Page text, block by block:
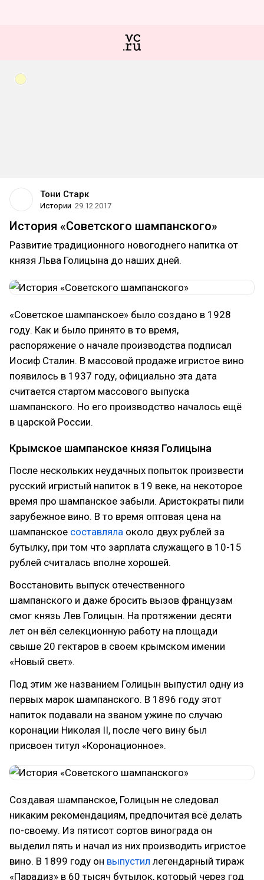
Тони Старк
Истории 29.12.2017
История «Советского шампанского»
Развитие традиционного новогоднего напитка от
князя Льва Голицына до наших дней.
«Советское шампанское» было создано в 1928
году. Как и было принято в то время,
распоряжение о начале производства подписал
Иосиф Сталин. В массовой продаже игристое вино
появилось в 1937 году, официально эта дата
считается стартом массового выпуска
шампанского. Но его производство началось ещё
в царской России.
Крымское шампанское князя Голицына
После нескольких неудачных попыток произвести
русский игристый напиток в 19 веке, на некоторое
время про шампанское забыли. Аристократы пили
зарубежное вино. В то время оптовая цена на
шампанское составляла около двух рублей за
бутылку, при том что зарплата служащего в 10-15
рублей считалась вполне хорошей.
Восстановить выпуск отечественного
шампанского и даже бросить вызов французам
смог князь Лев Голицын. На протяжении десяти
лет он вёл селекционную работу на площади
свыше 20 гектаров в своем крымском имении
«Новый свет».
Под этим же названием Голицын выпустил одну из
первых марок шампанского. В 1896 году этот
напиток подавали на званом ужине по случаю
коронации Николая II, после чего вину был
присвоен титул «Коронационное».
Создавая шампанское, Голицын не следовал
никаким рекомендациям, предпочитая всё делать
по-своему. Из пятисот сортов винограда он
выделил пять и начал из них производить игристое
вино. В 1899 году он выпустил легендарный тираж
«Парадиз» в 60 тысяч бутылок, который через год